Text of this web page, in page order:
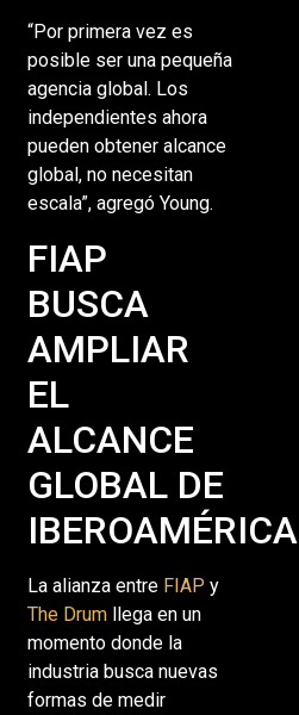
“Por primera vez es
posible ser una pequeña
agencia global. Los
independientes ahora
pueden obtener alcance
global, no necesitan
escala”, agregó Young.
FIAP
BUSCA
AMPLIAR
EL
ALCANCE
GLOBAL DE
IBEROAMÉRICA
La alianza entre FIAP y
The Drum llega en un
momento donde la
industria busca nuevas
formas de medir